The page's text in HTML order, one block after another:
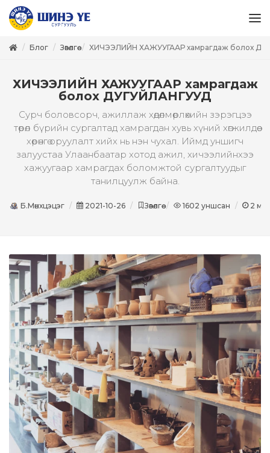
Блог Зөвөлгөө ХИЧЭЭЛИЙН ХАЖУУГААР хамрагдаж болох
ХИЧЭЭЛИЙН ХАЖУУГААР хамрагдаж
болох ДУГУЙЛАНГУУД
Сурч боловсорч, ажиллаж хөдөлмөрлөхийн зэрэгцээ
төрөл бүрийн сургалтад хамрагдан хувь хүний хөгжилдөө
хөрөнгө оруулалт хийх нь нэн чухал. Иймд уншигч
залуустаа Улаанбаатар хотод ажил, хичээлийнхээ
хажуугаар хамрагдах боломжтой сургалтуудыг
танилцуулж байна.
Б.Мөнхцэцэг 2021-10-26 Зөвөлгөө 1602 уншсан 2